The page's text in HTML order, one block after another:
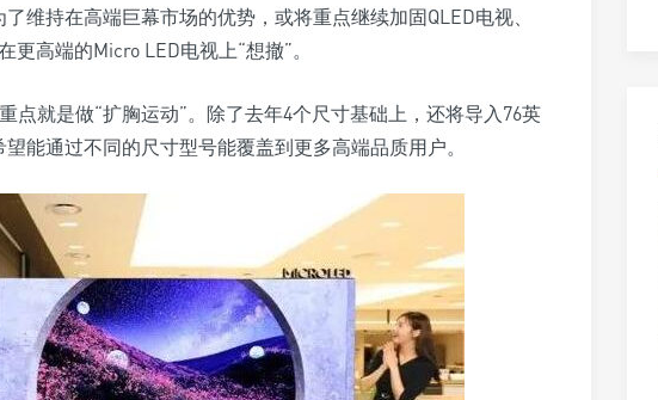
维持在高端巨幕市场的优势，或将重点继续加固QLED电视、
高端的Micro LED电视上“想撤”。
点就是做“扩胸运动”。除了去年4个尺寸基础上，还将导入76英
能通过不同的尺寸型号能覆盖到更多高端品质用户。